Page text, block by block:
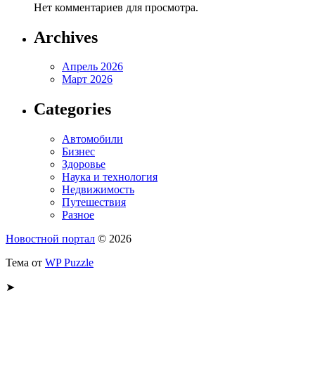
Нет комментариев для просмотра.
Archives
Апрель 2026
Март 2026
Categories
Автомобили
Бизнес
Здоровье
Наука и технология
Недвижимость
Путешествия
Разное
Новостной портал © 2026
Тема от WP Puzzle
➤